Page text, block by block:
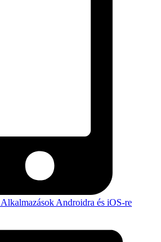
Alkalmazások Androidra és iOS-re